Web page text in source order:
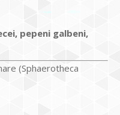
pepeni galbeni,
(Sphaerotheca